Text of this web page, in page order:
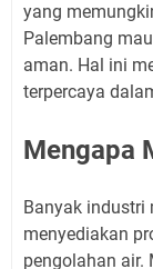
yang
Palembang
aman. Hal ini
terpercaya
Mengapa
Banyak industri
menyediakan
pengolahan air.